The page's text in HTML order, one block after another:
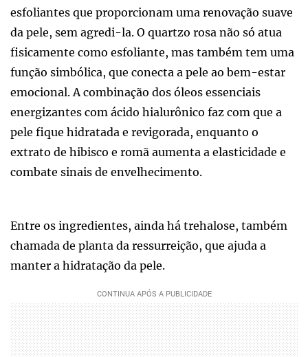
esfoliantes que proporcionam uma renovação suave
da pele, sem agredi-la. O quartzo rosa não só atua
fisicamente como esfoliante, mas também tem uma
função simbólica, que conecta a pele ao bem-estar
emocional. A combinação dos óleos essenciais
energizantes com ácido hialurônico faz com que a
pele fique hidratada e revigorada, enquanto o
extrato de hibisco e romã aumenta a elasticidade e
combate sinais de envelhecimento.
Entre os ingredientes, ainda há trehalose, também
chamada de planta da ressurreição, que ajuda a
manter a hidratação da pele.